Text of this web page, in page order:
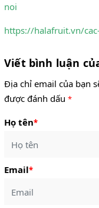
noi
https://halafruit.vn/
Viết bình luận
Địa chỉ email của bạn
được đánh dấu *
Họ tên*
Email*